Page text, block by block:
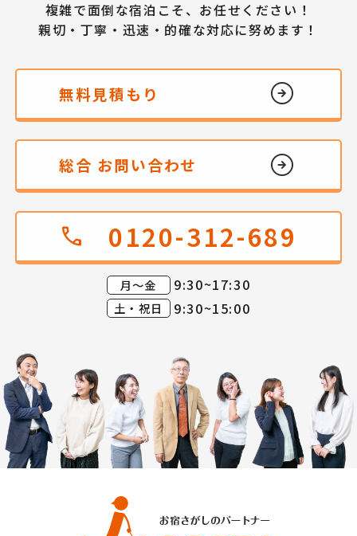
複雑で面倒な宿泊こそ、お任せください！
親切・丁寧・迅速・的確な対応に努めます！
無料見積もり
総合 お問い合わせ
call 0120-312-689
月～金 9:30~17:30
土・祝日 9:30~15:00